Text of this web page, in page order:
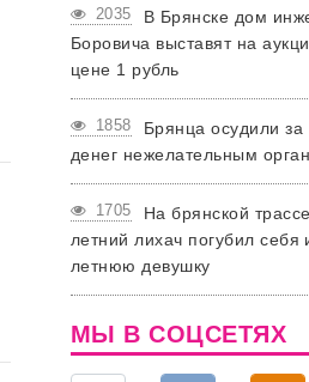
2035
В Брянске дом
Боровича выставят на
цене 1 рубль
1858
Брянца осудили за
денег нежелательным
1705
На брянской
летний лихач погубил себя
летнюю девушку
МЫ В СОЦСЕТЯХ